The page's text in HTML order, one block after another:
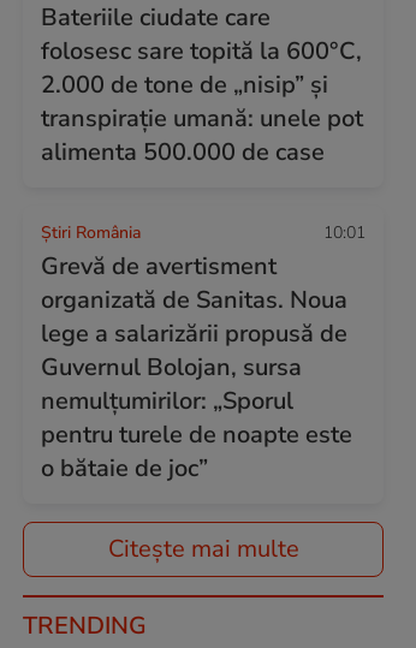
Bateriile ciudate care
folosesc sare topită la 600°C,
2.000 de tone de „nisip” și
transpirație umană: unele pot
alimenta 500.000 de case
Știri România 10:01
Grevă de avertisment
organizată de Sanitas. Noua
lege a salarizării propusă de
Guvernul Bolojan, sursa
nemulțumirilor: „Sporul
pentru turele de noapte este
o bătaie de joc”
Citește mai multe
TRENDING